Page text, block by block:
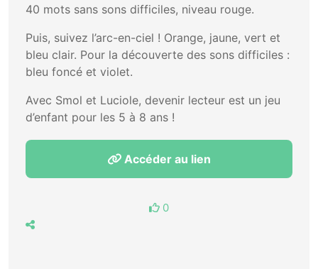
40 mots sans sons difficiles, niveau rouge.
Puis, suivez l’arc-en-ciel ! Orange, jaune, vert et
bleu clair. Pour la découverte des sons difficiles :
bleu foncé et violet.
Avec Smol et Luciole, devenir lecteur est un jeu
d’enfant pour les 5 à 8 ans !
Accéder au lien
0